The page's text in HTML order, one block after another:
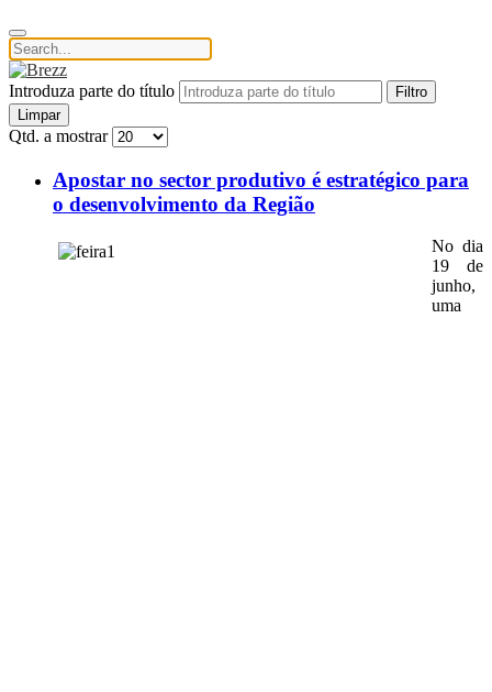
Introduza parte do título
Filtro
Limpar
Qtd. a mostrar
Apostar no sector produtivo é estratégico para
o desenvolvimento da Região
No dia
19 de
junho,
uma